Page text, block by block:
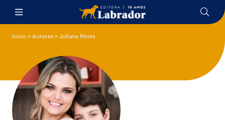
Início » Autores » Juliane Rittes